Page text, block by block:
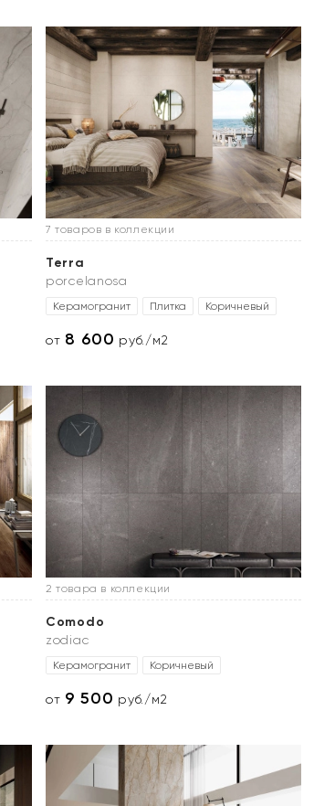
7 товаров в коллекции
Terra
porcelanosa
Керамогранит Плитка Коричневый
от 8 600 руб./м2
2 товара в коллекции
Comodo
zodiac
Керамогранит Коричневый
от 9 500 руб./м2